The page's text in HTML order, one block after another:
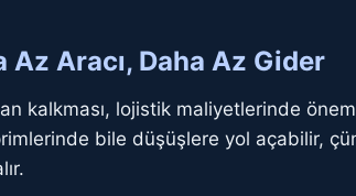
Aracı, Daha Az Gider
kalkması, lojistik maliyetlerinde
bile düşüşlere yol açabilir,